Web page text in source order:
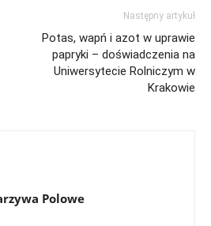
Następny artykuł
Potas, wapń i azot w uprawie
papryki – doświadczenia na
Uniwersytecie Rolniczym w
Krakowie
Polowe